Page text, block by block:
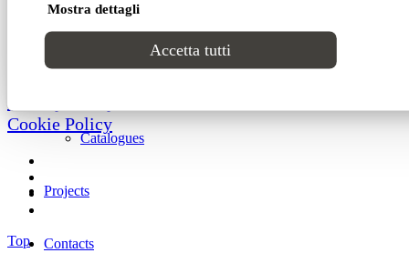
Mostra dettagli
Accetta tutti
Luxury
Catalogues
Projects
Contacts
Domingo Salotti S.r.l. Str. della Romagna, 285 –
61121 Pesaro (PU) Italia
© Domingo | P. IVA 00165000415
Privacy Policy
Cookie Policy
Top